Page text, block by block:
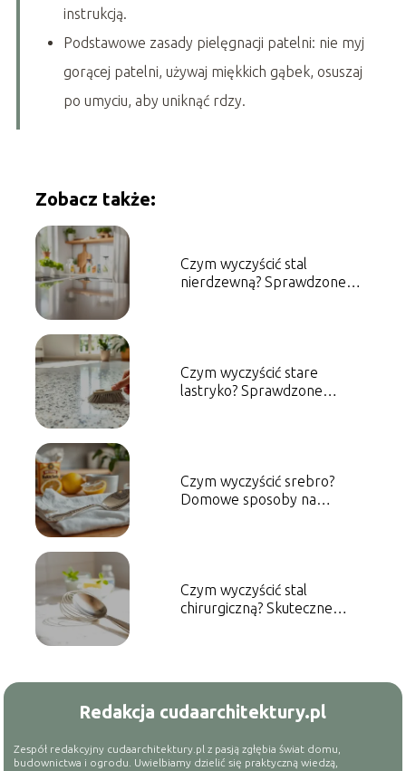
instrukcją.
Podstawowe zasady pielęgnacji patelni: nie myj
gorącej patelni, używaj miękkich gąbek, osuszaj
po umyciu, aby uniknąć rdzy.
Zobacz także:
Czym wyczyścić stal
nierdzewną? Sprawdzone
Czym wyczyścić stare
lastryko? Sprawdzone
Czym wyczyścić srebro?
Domowe sposoby na
Czym wyczyścić stal
chirurgiczną? Skuteczne
Redakcja cudaarchitektury.pl
Zespół redakcyjny cudaarchitektury.pl z pasją zgłębia świat domu,
budownictwa i ogrodu. Uwielbiamy dzielić się praktyczną wiedzą,